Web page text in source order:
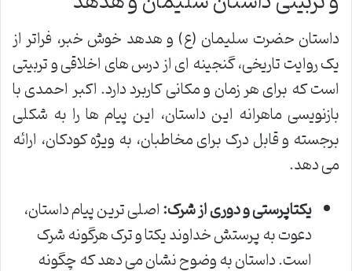
داستان حضرت سلیمان (ع) و هدهد خوش خبر، فراتر از
یک روایت تاریخی، گنجینه ای از درس های اخلاقی و تربیتی
است که برای هر زمان و مکانی کاربرد دارد. اکبر احمدی با
بازنویسی ماهرانه این داستان، این پیام ها را به شکلی
برجسته و قابل درک برای مخاطبان، به ویژه کودکان، ارائه
می دهد.
یکتاپرستی و دوری از شرک:اصلی ترین پیام داستان،
دعوت به پرستش خداوند یکتا و ترک هرگونه شرک
است. داستان به وضوح نشان می دهد که چگونه